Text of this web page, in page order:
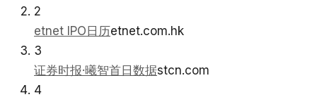
2
etnet IPO日历etnet.com.hk
3
证券时报·曦智首日数据stcn.com
4